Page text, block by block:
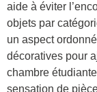
aide à éviter
objets par
un aspect
décoratives pour
chambre
sensation de